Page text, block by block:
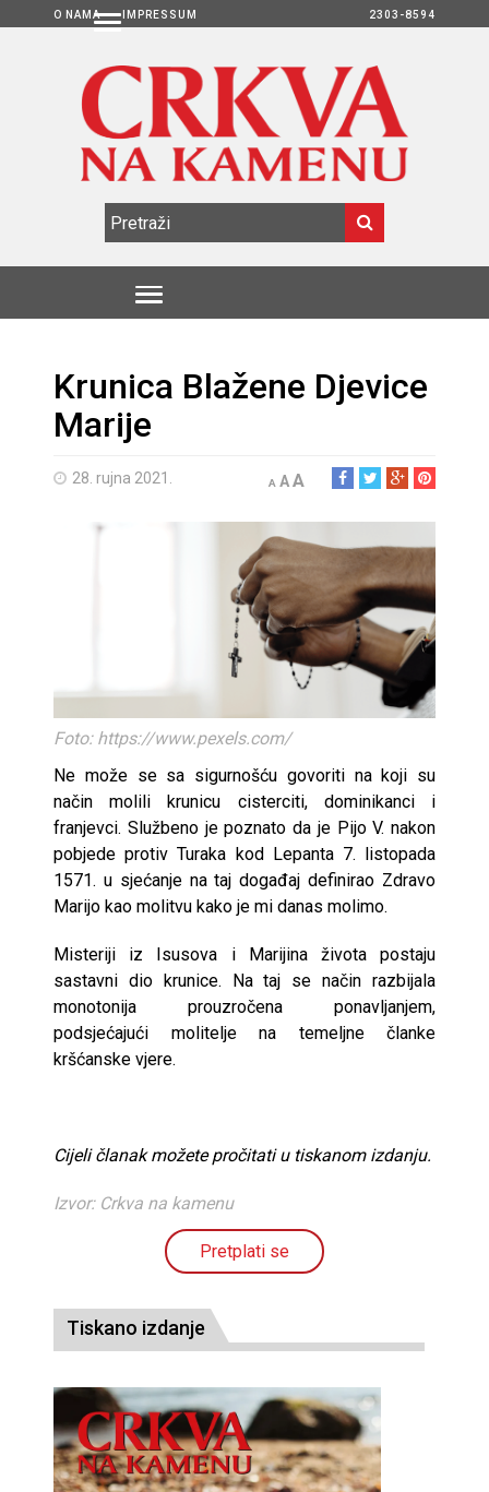
O NAMA IMPRESSUM 2303-8594
Krunica Blažene Djevice
Marije
28. rujna 2021. A AA
Foto: https://www.pexels.com/
Ne može se sa sigurnošću govoriti na koji su
način molili krunicu cisterciti, dominikanci i
franjevci. Službeno je poznato da je Pijo V. nakon
pobjede protiv Turaka kod Lepanta 7. listopada
1571. u sjećanje na taj događaj definirao Zdravo
Marijo kao molitvu kako je mi danas molimo.
Misteriji iz Isusova i Marijina života postaju
sastavni dio krunice. Na taj se način razbijala
monotonija prouzročena ponavljanjem,
podsjećajući molitelje na temeljne članke
kršćanske vjere.
Cijeli članak možete pročitati u tiskanom izdanju.
Izvor: Crkva na kamenu
Pretplati se
Tiskano izdanje